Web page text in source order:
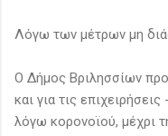
Λόγω των μέτρων μη
Ο Δήμος Βριλησσίων
και για τις
λόγω κορονοϊού, μέχρι